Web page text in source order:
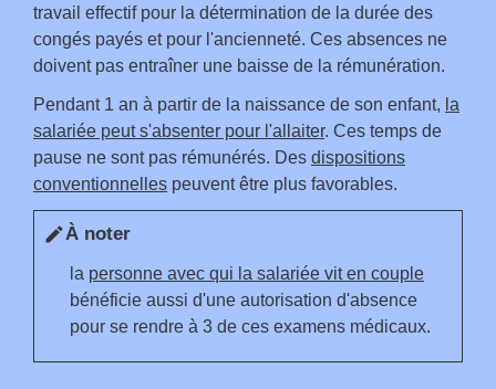
travail effectif pour la détermination de la durée des
congés payés et pour l'ancienneté. Ces absences ne
doivent pas entraîner une baisse de la rémunération.
Pendant 1 an à partir de la naissance de son enfant, la
salariée peut s'absenter pour l'allaiter. Ces temps de
pause ne sont pas rémunérés. Des dispositions
conventionnelles peuvent être plus favorables.
editÀ noter
la personne avec qui la salariée vit en couple
bénéficie aussi d'une autorisation d'absence
pour se rendre à 3 de ces examens médicaux.